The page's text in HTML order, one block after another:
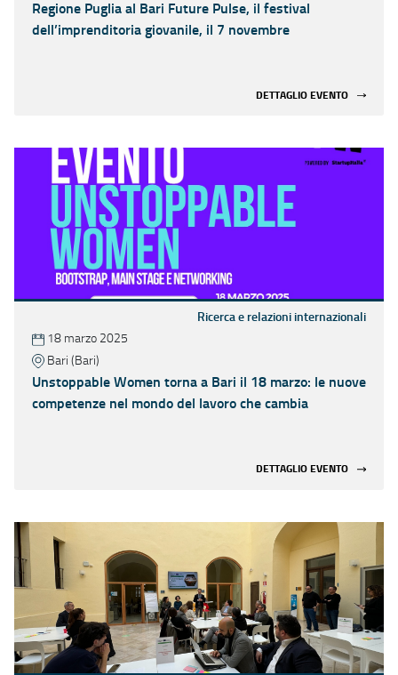
Regione Puglia al Bari Future Pulse, il festival
dell’imprenditoria giovanile, il 7 novembre
DETTAGLIO EVENTO
Ricerca e relazioni internazionali
18 marzo 2025
Bari (Bari)
Unstoppable Women torna a Bari il 18 marzo: le nuove
competenze nel mondo del lavoro che cambia
DETTAGLIO EVENTO